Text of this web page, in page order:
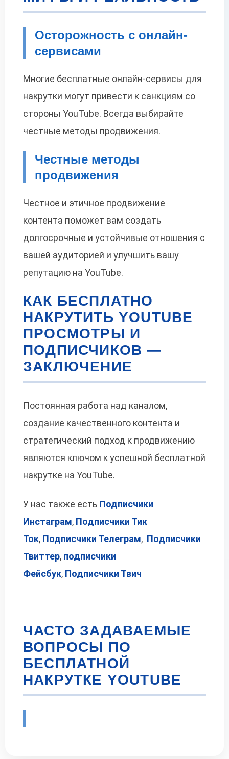
Осторожность с онлайн-
сервисами
Многие бесплатные онлайн-сервисы для
накрутки могут привести к санкциям со
стороны YouTube. Всегда выбирайте
честные методы продвижения.
Честные методы
продвижения
Честное и этичное продвижение
контента поможет вам создать
долгосрочные и устойчивые отношения с
вашей аудиторией и улучшить вашу
репутацию на YouTube.
КАК БЕСПЛАТНО
НАКРУТИТЬ YOUTUBE
ПРОСМОТРЫ И
ПОДПИСЧИКОВ —
ЗАКЛЮЧЕНИЕ
Постоянная работа над каналом,
создание качественного контента и
стратегический подход к продвижению
являются ключом к успешной бесплатной
накрутке на YouTube.
У нас также есть Подписчики
Инстаграм, Подписчики Тик
Ток, Подписчики Телеграм, Подписчики
Твиттер, подписчики
Фейсбук, Подписчики Твич
ЧАСТО ЗАДАВАЕМЫЕ
ВОПРОСЫ ПО
БЕСПЛАТНОЙ
НАКРУТКЕ YOUTUBE